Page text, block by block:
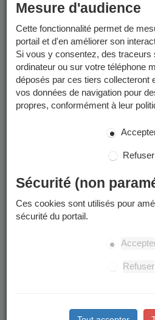
Les informations sont valables pour
Les préinscriptions scolaires seront
Inscription scolaire" à partir du
Un calendrier scolaire est disponible
télécharger
Enfants
La préinscription à l'école
Arrivent à Grenoble à la
Souhaitent intégrer leur
suite à un déménagement à
scolarisation dans le privé
L’accueil en cours d’année à
Mesure d'audience
Cette fonctionnalité permet de
portail et d'en améliorer son
Si vous y consentez, des
ordinateur ou sur votre téléphone
déposés par ces tiers collecteront
vos données de navigation pour
propres, conformément à leur
Refuser
Sécurité (non
Ces cookies sont utilisés pour
sécurité du portail.
Refuser